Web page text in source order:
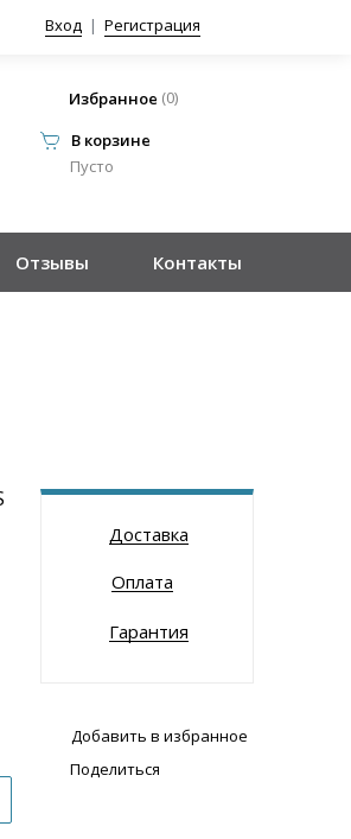
Вход | Регистрация
Избранное (0)
В корзине
Пусто
Отзывы Контакты
Доставка
Оплата
Гарантия
Добавить в избранное
Поделиться